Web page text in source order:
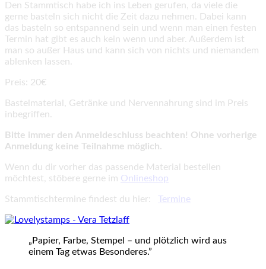
Den Stammtisch habe ich ins Leben gerufen, da viele die
gerne basteln sich nicht die Zeit dazu nehmen. Dabei kann
das basteln so entspannend sein und wenn man einen festen
Termin hat gibt es auch kein wenn und aber. Außerdem ist
man so außer Haus und kann sich von nichts und niemandem
ablenken lassen.
Preis: 20€
Bastelmaterial, Getränke und Nervennahrung sind im Preis
inbegriffen.
Bitte immer den Anmeldeschluss beachten! Ohne vorherige
Anmeldung keine Teilnahme möglich.
Wenn du dir vorher das passende Material bestellen
möchtest, stöbere gerne im Onlineshop
Stammtischtermine findest du hier: Termine
„Papier, Farbe, Stempel – und plötzlich wird aus
einem Tag etwas Besonderes.”